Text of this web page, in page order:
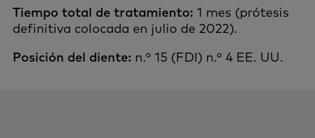
Tiempo total de tratamiento: 1 mes (prótesis
definitiva colocada en julio de 2022).
Posición del diente: n.º 15 (FDI) n.º 4 EE. UU.